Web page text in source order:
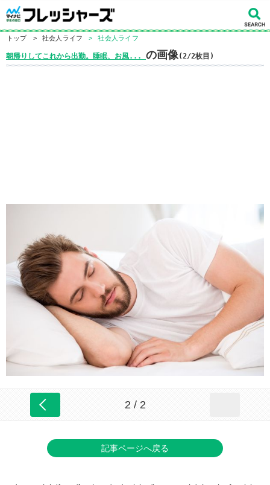
トップ > 社会人ライフ > 社会人ライフ
朝帰りしてこれから出勤。睡眠、お風... の画像(2/2枚目)
2 / 2
記事ページへ戻る